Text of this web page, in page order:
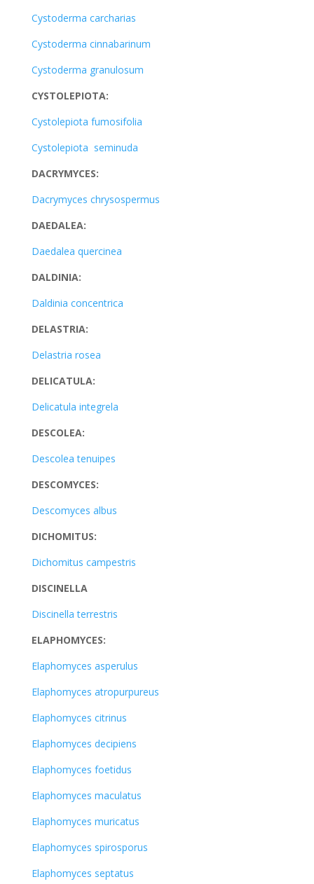
Cystoderma carcharias
Cystoderma cinnabarinum
Cystoderma granulosum
CYSTOLEPIOTA:
Cystolepiota fumosifolia
Cystolepiota seminuda
DACRYMYCES:
Dacrymyces chrysospermus
DAEDALEA:
Daedalea quercinea
DALDINIA:
Daldinia concentrica
DELASTRIA:
Delastria rosea
DELICATULA:
Delicatula integrela
DESCOLEA:
Descolea tenuipes
DESCOMYCES:
Descomyces albus
DICHOMITUS:
Dichomitus campestris
DISCINELLA
Discinella terrestris
ELAPHOMYCES:
Elaphomyces asperulus
Elaphomyces atropurpureus
Elaphomyces citrinus
Elaphomyces decipiens
Elaphomyces foetidus
Elaphomyces maculatus
Elaphomyces muricatus
Elaphomyces spirosporus
Elaphomyces septatus